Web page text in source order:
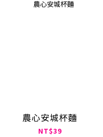
農心安城杯麵
NT$39